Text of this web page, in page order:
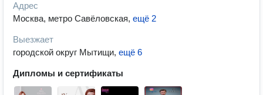
Адрес
Москва, метро Савёловская, ещё 2
Выезжает
городской округ Мытищи, ещё 6
Дипломы и сертификаты